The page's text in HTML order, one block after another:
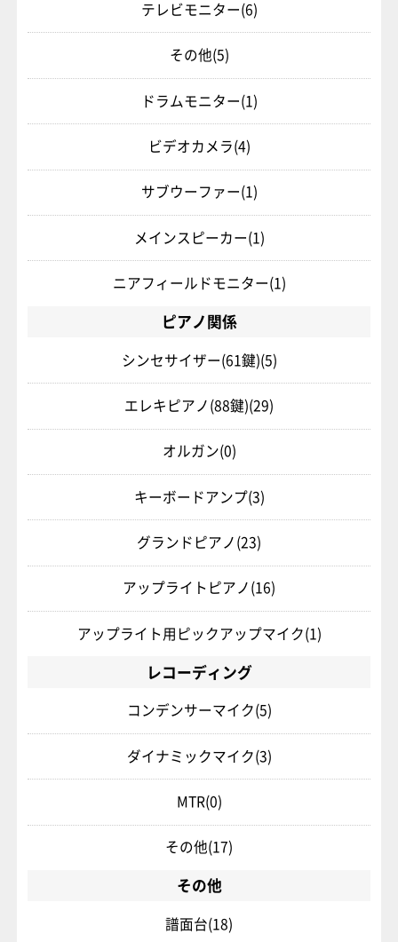
テレビモニター(6)
その他(5)
ドラムモニター(1)
ビデオカメラ(4)
サブウーファー(1)
メインスピーカー(1)
ニアフィールドモニター(1)
ピアノ関係
シンセサイザー(61鍵)(5)
エレキピアノ(88鍵)(29)
オルガン(0)
キーボードアンプ(3)
グランドピアノ(23)
アップライトピアノ(16)
アップライト用ピックアップマイク(1)
レコーディング
コンデンサーマイク(5)
ダイナミックマイク(3)
MTR(0)
その他(17)
その他
譜面台(18)